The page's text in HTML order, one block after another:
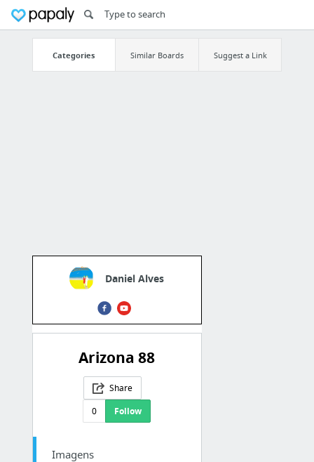
Categories Similar Boards Suggest a Link
Daniel Alves
Arizona 88
Share
0
Follow
Imagens